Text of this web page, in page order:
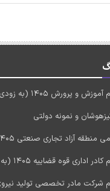
و پرورش 1405 (به زودی)
و نمونه دولتی
منطقه آزاد تجاری صنعتی 1405
قوه قضاییه 1405 (به زودی)